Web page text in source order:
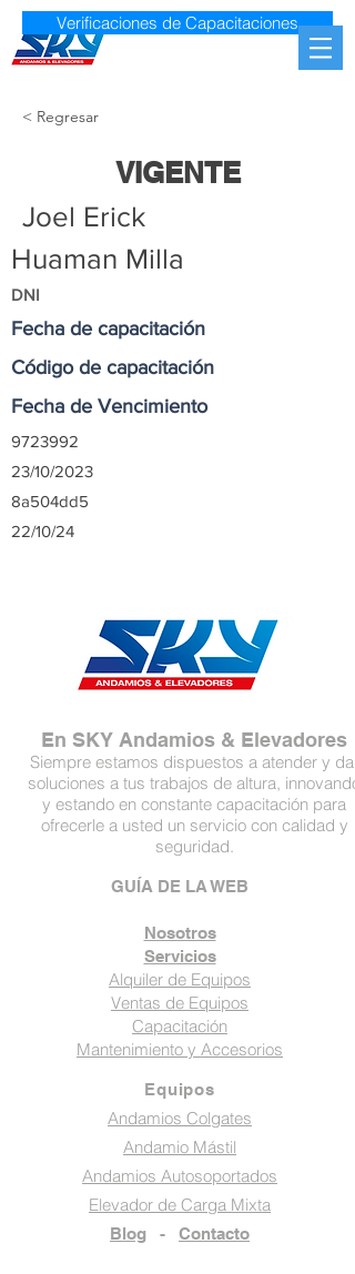
Verificaciones de Capacitaciones
< Regresar
VIGENTE
Joel Erick
Huaman Milla
DNI
Fecha de capacitación
Código de capacitación
Fecha de Vencimiento
9723992
23/10/2023
8a504dd5
22/10/24
En SKY Andamios & Elevadores
Siempre estamos dispuestos a atender y dar
soluciones a tus trabajos de altura, innovando
y estando en constante capacitación para
ofrecerle a usted un servicio con calidad y
seguridad.
GUÍA DE LA WEB
Nosotros
Servicios
Alquiler de Equipos
Ventas de Equipos
Capacitación
Mantenimiento y Accesorios
Equipos
Andamios Colgates
Andamio Mástil
Andamios Autosoportados
Elevador de Carga Mixta
Blog - Contacto